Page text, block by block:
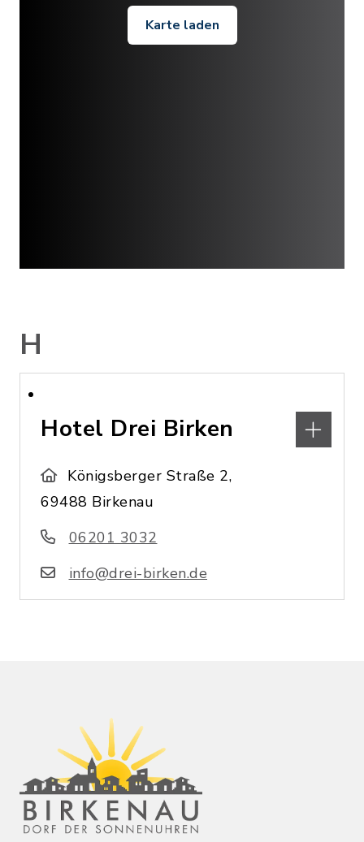
Karte laden
H
Hotel Drei Birken
Königsberger Straße 2,
69488 Birkenau
06201 3032
info@drei-birken.de